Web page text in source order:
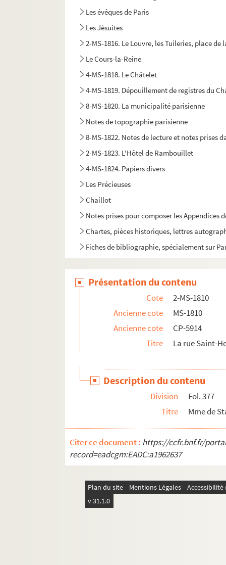
Les évêques de Paris
Les Jésuites
2-MS-1816. Le Louvre, les Tuileries, place de
Le Cours-la-Reine
4-MS-1818. Le Châtelet
4-MS-1819. Dépouillement de registres du
8-MS-1820. La municipalité parisienne
Notes de topographie parisienne
8-MS-1822. Notes de lecture et notes prises
2-MS-1823. L'Hôtel de Rambouillet
4-MS-1824. Papiers divers
Les Précieuses
Chaillot
Notes prises pour composer les Appendices
Chartes, pièces historiques, lettres
Fiches de bibliographie, spécialement sur
Présentation du contenu
Cote
2-MS-1810
Ancienne cote
MS-1810
Ancienne cote
CP-5914
Titre
La rue Saint-
Description du contenu
Division
Fol. 377
Titre
Mme de
Citer ce document : https://ccfr.bnf.fr/
record=eadcgm:EADC:a1962637
Plan du site Mentions Légales
v 31.1.0